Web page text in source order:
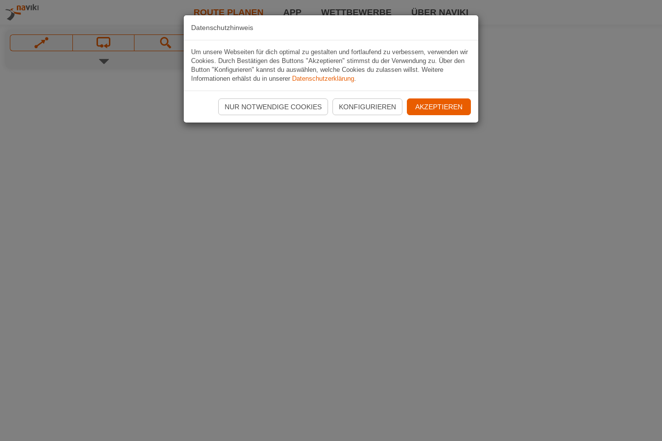
ROUTE PLANEN APP WETTBEWERBE ÜBER NAVIKI
Datenschutzhinweis
Um unsere Webseiten für dich optimal zu gestalten und fortlaufend zu verbessern, verwenden wir
Cookies. Durch Bestätigen des Buttons "Akzeptieren" stimmst du der Verwendung zu. Über den
Button "Konfigurieren" kannst du auswählen, welche Cookies du zulassen willst. Weitere
Informationen erhälst du in unserer Datenschutzerklärung.
NUR NOTWENDIGE COOKIES KONFIGURIEREN AKZEPTIEREN